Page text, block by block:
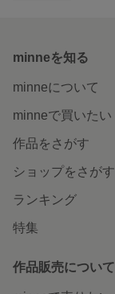
minneを知る
minneについて
minneで買いたい
作品をさがす
ショップをさがす
ランキング
特集
作品販売について